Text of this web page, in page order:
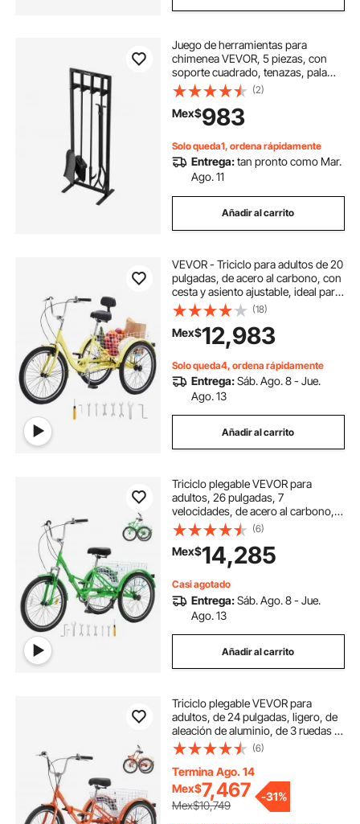
Juego de herramientas para
chimenea VEVOR, 5 piezas, con
soporte cuadrado, tenazas, pala
para cenizas, cepillo, atizador.
Accesorios de hierro forjado y
acero para chimenea, aptos para
interiores y exteriores. Color negro.
(2)
Mex$983
Solo queda1, ordena rápidamente
Entrega:tan pronto como Mar.
Ago. 11
Añadir al carrito
VEVOR - Triciclo para adultos de 20
pulgadas, de acero al carbono, con
cesta y asiento ajustable, ideal para
picnics, compras, para personas
mayores, mujeres y hombres
(amarillo)
(18)
Mex$12,983
Solo queda4, ordena rápidamente
Entrega:Sáb. Ago. 8 - Jue.
Ago. 13
Añadir al carrito
Triciclo plegable VEVOR para
adultos, 26 pulgadas, 7
velocidades, de acero al carbono,
de 3 ruedas, con cesta y asiento
ajustable, ideal para ir de compras,
picnics, mujeres, hombres y
personas mayores (verde)
(6)
Mex$14,285
Casi agotado
Entrega:Sáb. Ago. 8 - Jue.
Ago. 13
Añadir al carrito
Triciclo plegable VEVOR para
adultos, de 24 pulgadas, ligero, de
aleación de aluminio, de 3 ruedas y
con cesta trasera grande, ideal para
ir de compras, hacer pícnics, para
adultos, mujeres, hombres y
personas mayores.
(6)
Termina Ago. 14
Mex$7,467
Mex$10,749
-31%